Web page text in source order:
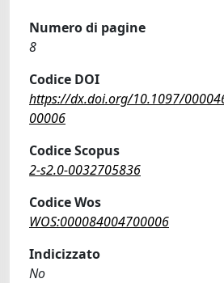
Numero di pagine
8
Codice DOI
https://dx.doi.org/10.1097/
00006
Codice Scopus
2-s2.0-0032705836
Codice Wos
WOS:000084004700006
Indicizzato
No